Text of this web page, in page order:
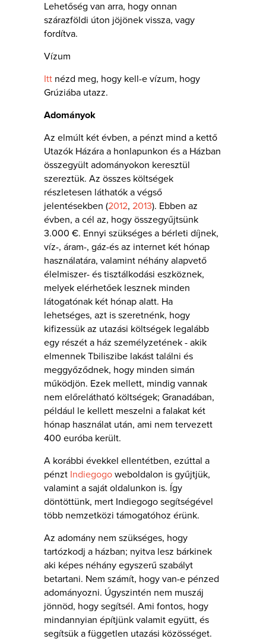
Lehetőség van arra, hogy onnan
szárazföldi úton jöjönek vissza, vagy
fordítva.
Vízum
Itt nézd meg, hogy kell-e vízum, hogy
Grúziába utazz.
Adományok
Az elmúlt két évben, a pénzt mind a kettő
Utazók Házára a honlapunkon és a Házban
összegyült adományokon keresztül
szereztük. Az összes költségek
részletesen láthatók a végső
jelentésekben (2012, 2013). Ebben az
évben, a cél az, hogy összegyűjtsünk
3.000 €. Ennyi szükséges a bérleti díjnek,
víz-, áram-, gáz-és az internet két hónap
használatára, valamint néhány alapvető
élelmiszer- és tisztálkodási eszköznek,
melyek elérhetőek lesznek minden
látogatónak két hónap alatt. Ha
lehetséges, azt is szeretnénk, hogy
kifizessük az utazási költségek legalább
egy részét a ház személyzetének - akik
elmennek Tbiliszibe lakást találni és
meggyőződnek, hogy minden simán
működjön. Ezek mellett, mindig vannak
nem előrelátható költségek; Granadában,
például le kellett meszelni a falakat két
hónap használat után, ami nem tervezett
400 euróba került.
A korábbi évekkel ellentétben, ezúttal a
pénzt Indiegogo weboldalon is gyűjtjük,
valamint a saját oldalunkon is. Így
döntöttünk, mert Indiegogo segítségével
több nemzetközi támogatóhoz érünk.
Az adomány nem szükséges, hogy
tartózkodj a házban; nyitva lesz bárkinek
aki képes néhány egyszerű szabályt
betartani. Nem számít, hogy van-e pénzed
adományozni. Úgyszintén nem muszáj
jönnöd, hogy segítsél. Ami fontos, hogy
mindannyian építjünk valamit együtt, és
segítsük a független utazási közösséget.